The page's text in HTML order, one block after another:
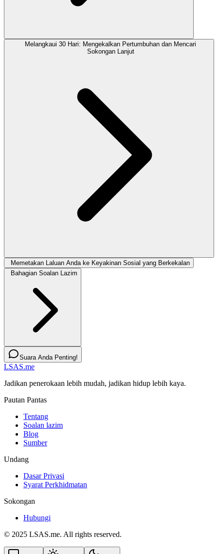
Melangkaui 30 Hari: Mengekalkan Pertumbuhan dan Mencari
Sokongan Lanjut
Memetakan Laluan Anda ke Keyakinan Sosial yang Berkekalan
Bahagian Soalan Lazim
Suara Anda Penting!
LSAS.me
Jadikan penerokaan lebih mudah, jadikan hidup lebih kaya.
Pautan Pantas
Tentang
Soalan lazim
Blog
Sumber
Undang
Dasar Privasi
Syarat Perkhidmatan
Sokongan
Hubungi
© 2025 LSAS.me. All rights reserved.